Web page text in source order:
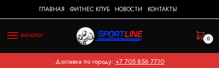
to
to
ГЛАВНАЯ ФИТНЕС КЛУБ НОВОСТИ КОНТАКТЫ
КАТАЛОГ 0
Доставка по городу: +7 705 856 7710